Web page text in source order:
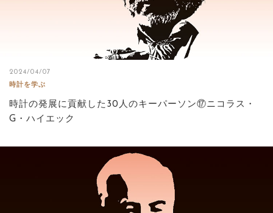
2024/04/07
時計を学ぶ
時計の発展に貢献した30人のキーパーソン⑰ニコラス・
G・ハイエック